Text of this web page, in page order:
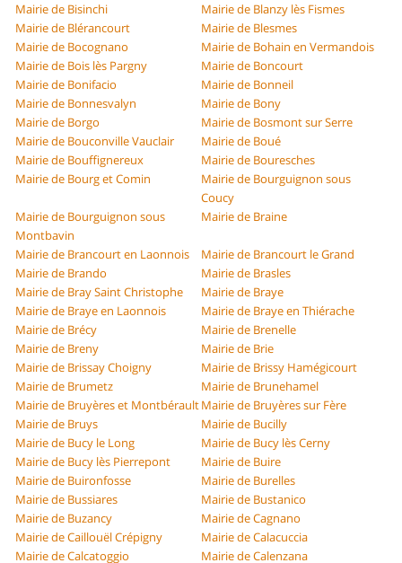
Mairie de Bisinchi
Mairie de Blanzy lès Fismes
Mairie de Blérancourt
Mairie de Blesmes
Mairie de Bocognano
Mairie de Bohain en Vermandois
Mairie de Bois lès Pargny
Mairie de Boncourt
Mairie de Bonifacio
Mairie de Bonneil
Mairie de Bonnesvalyn
Mairie de Bony
Mairie de Borgo
Mairie de Bosmont sur Serre
Mairie de Bouconville Vauclair
Mairie de Boué
Mairie de Bouffignereux
Mairie de Bouresches
Mairie de Bourg et Comin
Mairie de Bourguignon sous
Coucy
Mairie de Bourguignon sous
Montbavin
Mairie de Braine
Mairie de Brancourt en Laonnois
Mairie de Brancourt le Grand
Mairie de Brando
Mairie de Brasles
Mairie de Bray Saint Christophe
Mairie de Braye
Mairie de Braye en Laonnois
Mairie de Braye en Thiérache
Mairie de Brécy
Mairie de Brenelle
Mairie de Breny
Mairie de Brie
Mairie de Brissay Choigny
Mairie de Brissy Hamégicourt
Mairie de Brumetz
Mairie de Brunehamel
Mairie de Bruyères et MontbéraultMairie de Bruyères sur Fère
Mairie de Bruys
Mairie de Bucilly
Mairie de Bucy le Long
Mairie de Bucy lès Cerny
Mairie de Bucy lès Pierrepont
Mairie de Buire
Mairie de Buironfosse
Mairie de Burelles
Mairie de Bussiares
Mairie de Bustanico
Mairie de Buzancy
Mairie de Cagnano
Mairie de Caillouël Crépigny
Mairie de Calacuccia
Mairie de Calcatoggio
Mairie de Calenzana